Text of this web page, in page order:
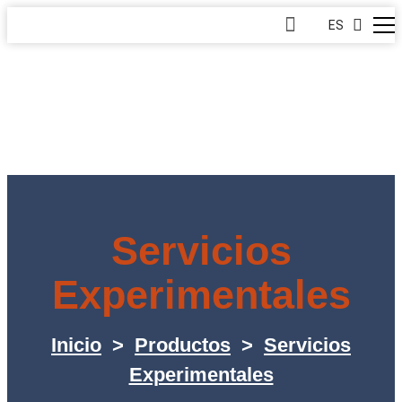
ES
Servicios
Experimentales
Inicio > Productos > Servicios
Experimentales